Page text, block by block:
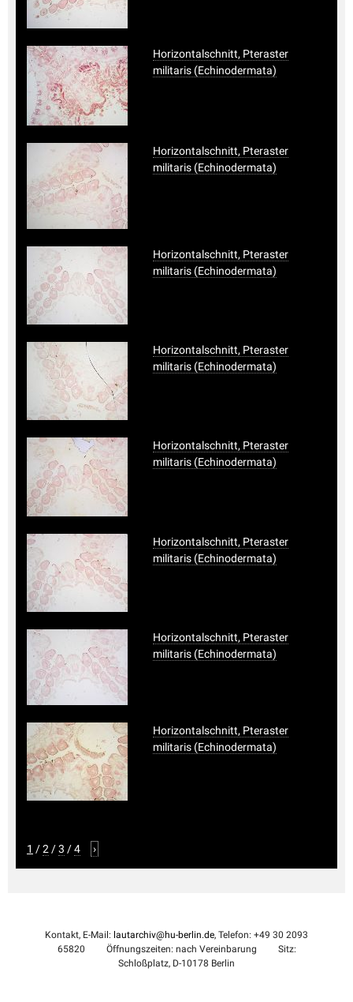
Horizontalschnitt, Pteraster
militaris (Echinodermata)
Horizontalschnitt, Pteraster
militaris (Echinodermata)
Horizontalschnitt, Pteraster
militaris (Echinodermata)
Horizontalschnitt, Pteraster
militaris (Echinodermata)
Horizontalschnitt, Pteraster
militaris (Echinodermata)
Horizontalschnitt, Pteraster
militaris (Echinodermata)
Horizontalschnitt, Pteraster
militaris (Echinodermata)
Horizontalschnitt, Pteraster
militaris (Echinodermata)
1 /2 /3 /4 ›
Kontakt, E-Mail: lautarchiv@hu-berlin.de, Telefon: +49 30 2093
65820
Öffnungszeiten: nach Vereinbarung
Sitz:
Schloßplatz, D-10178 Berlin